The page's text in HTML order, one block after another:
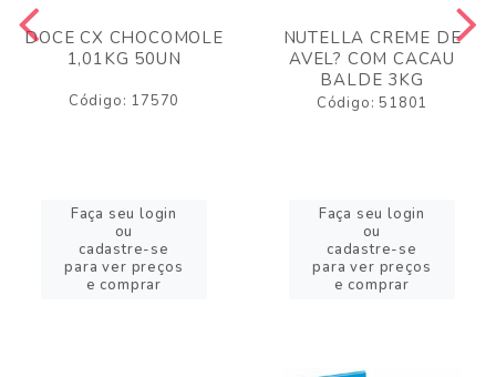
DOCE CX CHOCOMOLE
1,01KG 50UN
Código: 17570
Faça seu login
ou
cadastre-se
para ver preços
e comprar
NUTELLA CREME DE
AVEL? COM CACAU
BALDE 3KG
Código: 51801
Faça seu login
ou
cadastre-se
para ver preços
e comprar